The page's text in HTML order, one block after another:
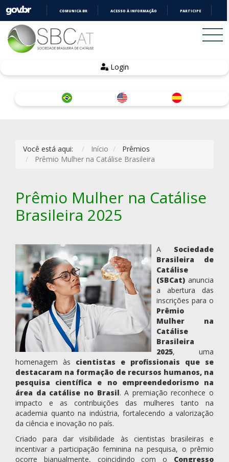
COMUNICA BR ACESSO À INFORMAÇÃO PARTICIPE
Login
Você está aqui: Início
Prêmios
Prêmio Mulher na Catálise Brasileira
Prêmio Mulher na Catálise
Brasileira 2025
A Sociedade
Brasileira de
Catálise
(SBCat) anuncia
a abertura das
inscrições para o
Prêmio
Mulher na
Catálise
Brasileira
2025, uma
homenagem às cientistas e profissionais que se
destacaram na formação de recursos humanos, na
pesquisa científica e no empreendedorismo na
área da catálise no Brasil. A premiação reconhece o
impacto e as contribuições das mulheres tanto na
academia quanto na indústria, fortalecendo a valorização
da ciência e inovação no país.
Criado para dar visibilidade às cientistas brasileiras e
incentivar a participação feminina na pesquisa, o prêmio
ocorre bianualmente, coincidindo com o Congresso